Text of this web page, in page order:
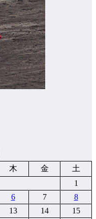
木 金
土
1
6 7
8
13 14
15